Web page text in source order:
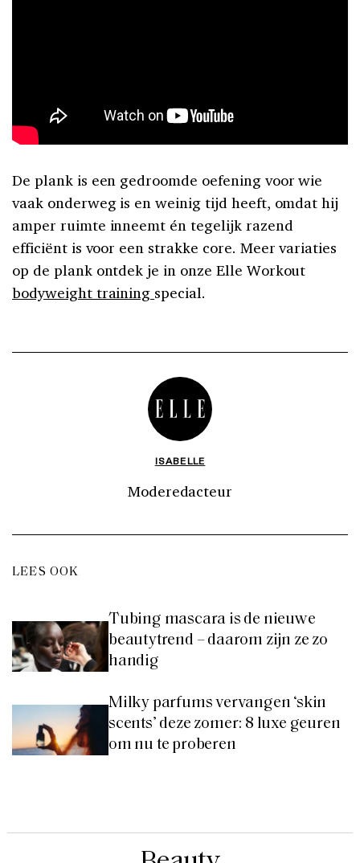
De plank is een gedroomde oefening voor wie
vaak onderweg is en weinig tijd heeft, omdat hij
amper ruimte inneemt én tegelijk razend
efficiënt is voor een strakke core. Meer variaties
op de plank ontdek je in onze Elle Workout
bodyweight training special.
ISABELLE
Moderedacteur
LEES OOK
Tubing mascara is de nieuwe
beautytrend – daarom zijn ze zo
handig
Milky parfums vervangen ‘skin
scents’ deze zomer: 8 luxe geuren
om nu te proberen